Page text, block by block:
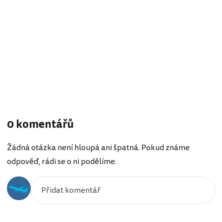
0 komentářů
Žádná otázka není hloupá ani špatná. Pokud známe
odpověď, rádi se o ni podělíme.